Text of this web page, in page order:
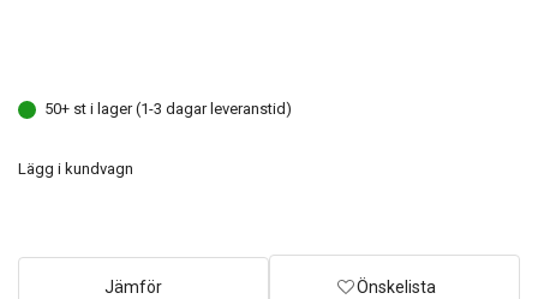
50+ st i lager (1-3 dagar leveranstid)
Lägg i kundvagn
Jämför Önskelista